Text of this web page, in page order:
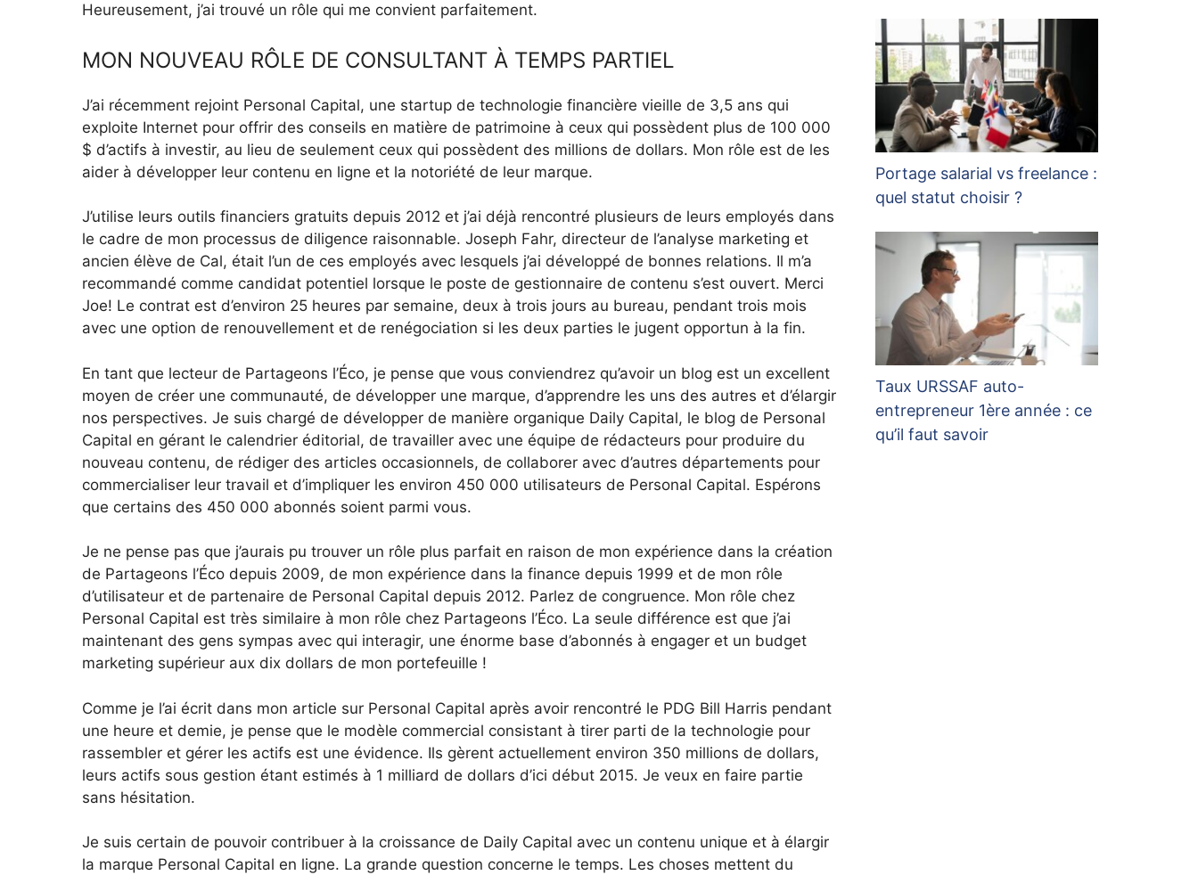
Heureusement, j’ai trouvé un rôle qui me convient parfaitement.
MON NOUVEAU RÔLE DE CONSULTANT À TEMPS PARTIEL
J’ai récemment rejoint Personal Capital, une startup de technologie financière vieille de 3,5 ans qui
exploite Internet pour offrir des conseils en matière de patrimoine à ceux qui possèdent plus de 100 000
$ d’actifs à investir, au lieu de seulement ceux qui possèdent des millions de dollars. Mon rôle est de les
aider à développer leur contenu en ligne et la notoriété de leur marque.
J’utilise leurs outils financiers gratuits depuis 2012 et j’ai déjà rencontré plusieurs de leurs employés dans
le cadre de mon processus de diligence raisonnable. Joseph Fahr, directeur de l’analyse marketing et
ancien élève de Cal, était l’un de ces employés avec lesquels j’ai développé de bonnes relations. Il m’a
recommandé comme candidat potentiel lorsque le poste de gestionnaire de contenu s’est ouvert. Merci
Joe! Le contrat est d’environ 25 heures par semaine, deux à trois jours au bureau, pendant trois mois
avec une option de renouvellement et de renégociation si les deux parties le jugent opportun à la fin.
En tant que lecteur de Partageons l’Éco, je pense que vous conviendrez qu’avoir un blog est un excellent
moyen de créer une communauté, de développer une marque, d’apprendre les uns des autres et d’élargir
nos perspectives. Je suis chargé de développer de manière organique Daily Capital, le blog de Personal
Capital en gérant le calendrier éditorial, de travailler avec une équipe de rédacteurs pour produire du
nouveau contenu, de rédiger des articles occasionnels, de collaborer avec d’autres départements pour
commercialiser leur travail et d’impliquer les environ 450 000 utilisateurs de Personal Capital. Espérons
que certains des 450 000 abonnés soient parmi vous.
Je ne pense pas que j’aurais pu trouver un rôle plus parfait en raison de mon expérience dans la création
de Partageons l’Éco depuis 2009, de mon expérience dans la finance depuis 1999 et de mon rôle
d’utilisateur et de partenaire de Personal Capital depuis 2012. Parlez de congruence. Mon rôle chez
Personal Capital est très similaire à mon rôle chez Partageons l’Éco. La seule différence est que j’ai
maintenant des gens sympas avec qui interagir, une énorme base d’abonnés à engager et un budget
marketing supérieur aux dix dollars de mon portefeuille !
Comme je l’ai écrit dans mon article sur Personal Capital après avoir rencontré le PDG Bill Harris pendant
une heure et demie, je pense que le modèle commercial consistant à tirer parti de la technologie pour
rassembler et gérer les actifs est une évidence. Ils gèrent actuellement environ 350 millions de dollars,
leurs actifs sous gestion étant estimés à 1 milliard de dollars d’ici début 2015. Je veux en faire partie
sans hésitation.
Je suis certain de pouvoir contribuer à la croissance de Daily Capital avec un contenu unique et à élargir
la marque Personal Capital en ligne. La grande question concerne le temps. Les choses mettent du
Portage salarial vs freelance :
quel statut choisir ?
Taux URSSAF auto-
entrepreneur 1ère année : ce
qu’il faut savoir